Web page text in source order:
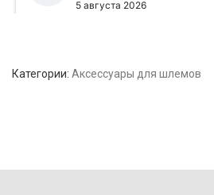
Категории: Аксессуары для шлемов